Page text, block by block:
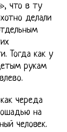
что в ту
делали
Тогда как у
рукам
череда
на
человек.